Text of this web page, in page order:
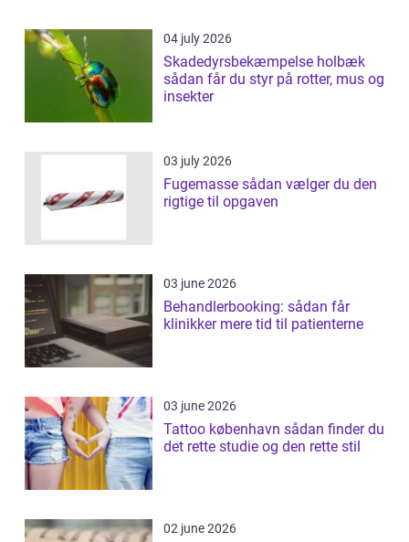
04 july 2026
Skadedyrsbekæmpelse holbæk
sådan får du styr på rotter, mus og
insekter
03 july 2026
Fugemasse sådan vælger du den
rigtige til opgaven
03 june 2026
Behandlerbooking: sådan får
klinikker mere tid til patienterne
03 june 2026
Tattoo københavn sådan finder du
det rette studie og den rette stil
02 june 2026